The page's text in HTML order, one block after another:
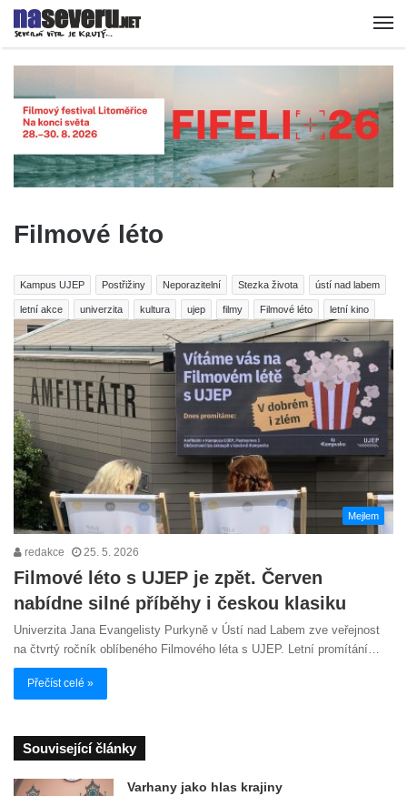
Filmové léto
Kampus UJEP Postřižiny Neporazitelní Stezka života ústí nad labem
letní akce univerzita kultura ujep filmy Filmové léto letní kino
Mejlem
redakce 25. 5. 2026
Filmové léto s UJEP je zpět. Červen
nabídne silné příběhy i českou klasiku
Univerzita Jana Evangelisty Purkyně v Ústí nad Labem zve veřejnost
na čtvrtý ročník oblíbeného Filmového léta s UJEP. Letní promítání…
Přečíst celé »
Související články
Varhany jako hlas krajiny